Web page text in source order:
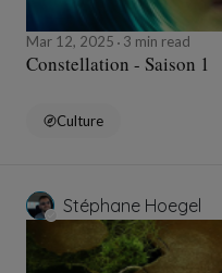
Mar 12, 2025 3 min read
Constellation - Saison 1
Culture
Stéphane Hoegel